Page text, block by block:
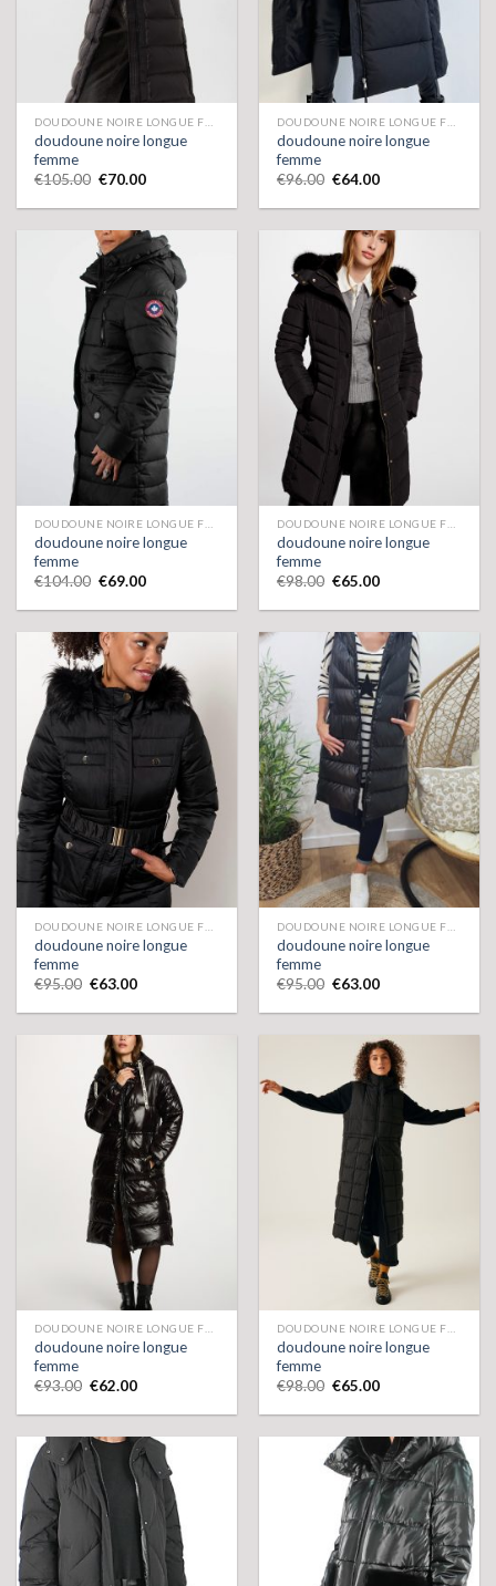
doudoune noire longue
femme
€105.00 €70.00
doudoune noire longue
femme
€96.00 €64.00
doudoune noire longue
femme
€104.00 €69.00
doudoune noire longue
femme
€98.00 €65.00
doudoune noire longue
femme
€95.00 €63.00
doudoune noire longue
femme
€95.00 €63.00
doudoune noire longue
femme
€93.00 €62.00
doudoune noire longue
femme
€98.00 €65.00